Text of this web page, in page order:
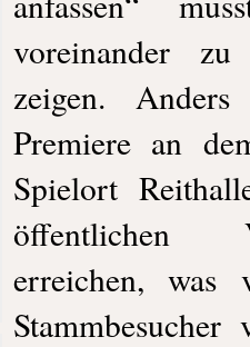
voreinander
zeigen.
Premiere an
Spielort
öffentlichen
erreichen,